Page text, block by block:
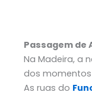
Passagem de
Na Madeira, a
dos
As ruas do